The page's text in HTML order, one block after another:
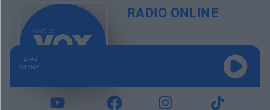
RADIO ONLINE
TERAZ
GRAMY